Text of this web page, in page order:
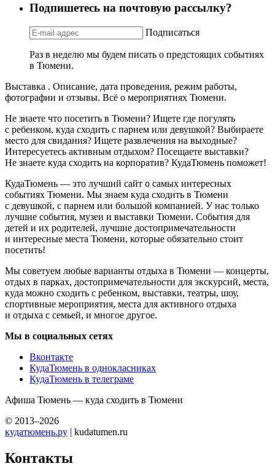
Подпишетесь на почтовую рассылку?
Подписаться
Раз в неделю мы будем писать о предстоящих событиях
в Тюмени.
Выставка . Описание, дата проведения, режим работы,
фотографии и отзывы. Всё о мероприятиях Тюмени.
Не знаете что посетить в Тюмени? Ищете где погулять
с ребенком, куда сходить с парнем или девушкой? Выбираете
место для свидания? Ищете развлечения на выходные?
Интересуетесь активным отдыхом? Посещаете выставки?
Не знаете куда сходить на корпоратив? КудаТюмень поможет!
КудаТюмень — это лучший сайт о самых интересных
событиях Тюмени. Мы знаем куда сходить в Тюмени
с девушкой, с парнем или большой компанией. У нас только
лучшие события, музеи и выставки Тюмени. События для
детей и их родителей, лучшие достопримечательности
и интересные места Тюмени, которые обязательно стоит
посетить!
Мы советуем любые варианты отдыха в Тюмени — концерты,
отдых в парках, достопримечательности для экскурсий, места,
куда можно сходить с ребенком, выставки, театры, шоу,
спортивные мероприятия, места для активного отдыха
и отдыха с семьей, и многое другое.
Мы в социальных сетях
Вконтакте
КудаТюмень в однокласниках
КудаТюмень в телеграме
Афиша Тюмень — куда сходить в Тюмени
© 2013–2026
кудатюмень.ру | kudatumen.ru
Контакты